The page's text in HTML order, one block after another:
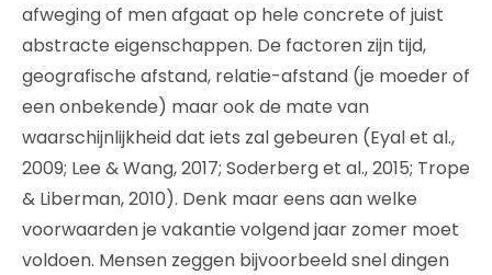
afweging of men afgaat op hele concrete of juist
abstracte eigenschappen. De factoren zijn tijd,
geografische afstand, relatie-afstand (je moeder of
een onbekende) maar ook de mate van
waarschijnlijkheid dat iets zal gebeuren (Eyal et al.,
2009; Lee & Wang, 2017; Soderberg et al., 2015; Trope
& Liberman, 2010). Denk maar eens aan welke
voorwaarden je vakantie volgend jaar zomer moet
voldoen. Mensen zeggen bijvoorbeeld snel dingen